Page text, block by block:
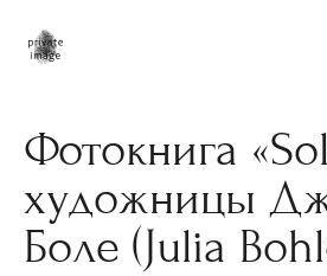
Фотокнига
художницы
Боле (Julia